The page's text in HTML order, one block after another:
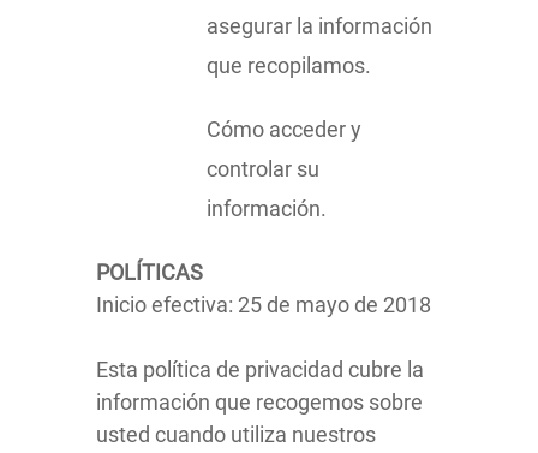
asegurar la información
que recopilamos.
Cómo acceder y
controlar su
información.
POLÍTICAS
Inicio efectiva: 25 de mayo de 2018
Esta política de privacidad cubre la
información que recogemos sobre
usted cuando utiliza nuestros